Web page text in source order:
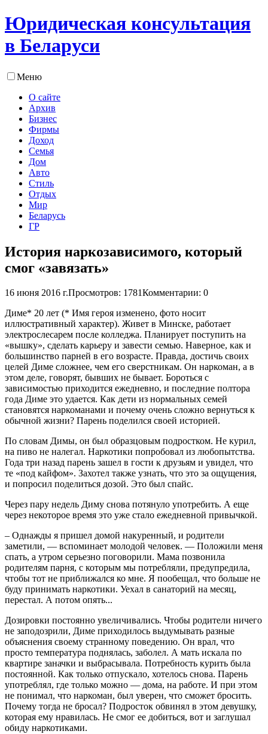
Юридическая консультация
в Беларуси
Меню
О сайте
Архив
Бизнес
Фирмы
Доход
Семья
Дом
Авто
Стиль
Отдых
Мир
Беларусь
ГР
История наркозависимого, который
смог «завязать»
16 июня 2016 г.Просмотров: 1781Комментарии: 0
Диме* 20 лет (* Имя героя изменено, фото носит
иллюстративный характер). Живет в Минске, работает
электрослесарем после колледжа. Планирует поступить на
«вышку», сделать карьеру и завести семью. Наверное, как и
большинство парней в его возрасте. Правда, достичь своих
целей Диме сложнее, чем его сверстникам. Он наркоман, а в
этом деле, говорят, бывших не бывает. Бороться с
зависимостью приходится ежедневно, и последние полтора
года Диме это удается. Как дети из нормальных семей
становятся наркоманами и почему очень сложно вернуться к
обычной жизни? Парень поделился своей историей.
По словам Димы, он был образцовым подростком. Не курил,
на пиво не налегал. Наркотики попробовал из любопытства.
Года три назад парень зашел в гости к друзьям и увидел, что
те «под кайфом». Захотел также узнать, что это за ощущения,
и попросил поделиться дозой. Это был спайс.
Через пару недель Диму снова потянуло употребить. А еще
через некоторое время это уже стало ежедневной привычкой.
– Однажды я пришел домой накуренный, и родители
заметили, — вспоминает молодой человек. — Положили меня
спать, а утром серьезно поговорили. Мама позвонила
родителям парня, с которым мы потребляли, предупредила,
чтобы тот не приближался ко мне. Я пообещал, что больше не
буду принимать наркотики. Уехал в санаторий на месяц,
перестал. А потом опять...
Дозировки постоянно увеличивались. Чтобы родители ничего
не заподозрили, Диме приходилось выдумывать разные
объяснения своему странному поведению. Он врал, что
просто температура поднялась, заболел. А мать искала по
квартире заначки и выбрасывала. Потребность курить была
постоянной. Как только отпускало, хотелось снова. Парень
употреблял, где только можно — дома, на работе. И при этом
не понимал, что наркоман, был уверен, что сможет бросить.
Почему тогда не бросал? Подросток обвинял в этом девушку,
которая ему нравилась. Не смог ее добиться, вот и заглушал
обиду наркотиками.